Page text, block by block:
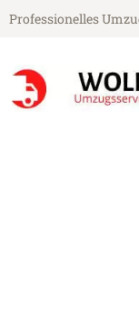
Professionelles